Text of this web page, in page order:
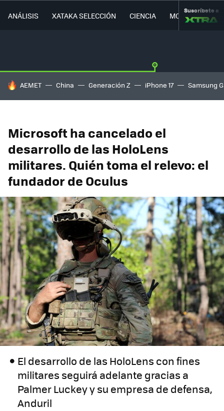
ANÁLISIS XATAKA SELECCIÓN CIENCIA MOVILIDAD
Suscríbete a
HOY SE HABLA DE
AEMET China Generación Z iPhone 17 Samsung
Microsoft ha cancelado el
desarrollo de las HoloLens
militares. Quién toma el relevo: el
fundador de Oculus
El desarrollo de las HoloLens con fines
militares seguirá adelante gracias a
Palmer Luckey y su empresa de defensa,
Anduril